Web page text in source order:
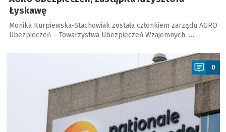
Łyskawę
Monika Kurpiewska-Stachowiak została członkiem zarządu AGRO
Ubezpieczeń – Towarzystwa Ubezpieczeń Wzajemnych. …
0